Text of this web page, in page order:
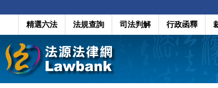
精選六法 法規查詢 司法判解 行政函釋